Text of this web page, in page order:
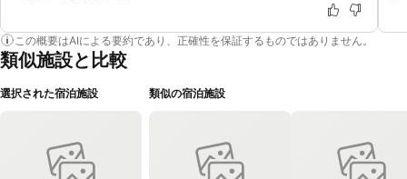
この概要はAIによる要約であり、正確性を保証するものではありません。
類似施設と比較
選択された宿泊施設 類似の宿泊施設